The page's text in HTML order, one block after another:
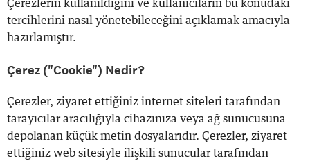
Çerezlerin kullanıldığını ve kullanıcıların bu konudaki
tercihlerini nasıl yönetebileceğini açıklamak amacıyla
hazırlamıştır.
Çerez ("Cookie") Nedir?
Çerezler, ziyaret ettiğiniz internet siteleri tarafından
tarayıcılar aracılığıyla cihazınıza veya ağ sunucusuna
depolanan küçük metin dosyalarıdır. Çerezler, ziyaret
ettiğiniz web sitesiyle ilişkili sunucular tarafından